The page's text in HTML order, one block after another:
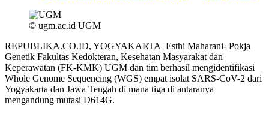
© ugm.ac.id UGM
REPUBLIKA.CO.ID, YOGYAKARTA Esthi Maharani- Pokja
Genetik Fakultas Kedokteran, Kesehatan Masyarakat dan
Keperawatan (FK-KMK) UGM dan tim berhasil mengidentifikasi
Whole Genome Sequencing (WGS) empat isolat SARS-CoV-2 dari
Yogyakarta dan Jawa Tengah di mana tiga di antaranya
mengandung mutasi D614G.